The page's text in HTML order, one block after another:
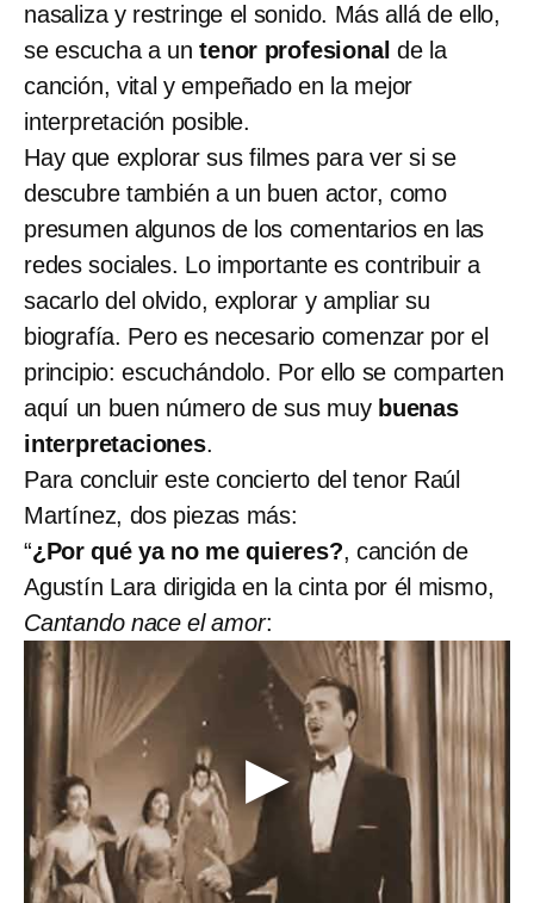
nasaliza y restringe el sonido. Más allá de ello,
se escucha a untenor profesional de la
canción, vital y empeñado en la mejor
interpretación posible.
Hay que explorar sus filmes para ver si se
descubre también a un buen actor, como
presumen algunos de los comentarios en las
redes sociales. Lo importante es contribuir a
sacarlo del olvido, explorar y ampliar su
biografía. Pero es necesario comenzar por el
principio: escuchándolo. Por ello se comparten
aquí un buen número de sus muybuenas
interpretaciones.
Para concluir este concierto del tenor Raúl
Martínez, dos piezas más:
“¿Por qué ya no me quieres?, canción de
Agustín Lara dirigida en la cinta por él mismo,
Cantando nace el amor: